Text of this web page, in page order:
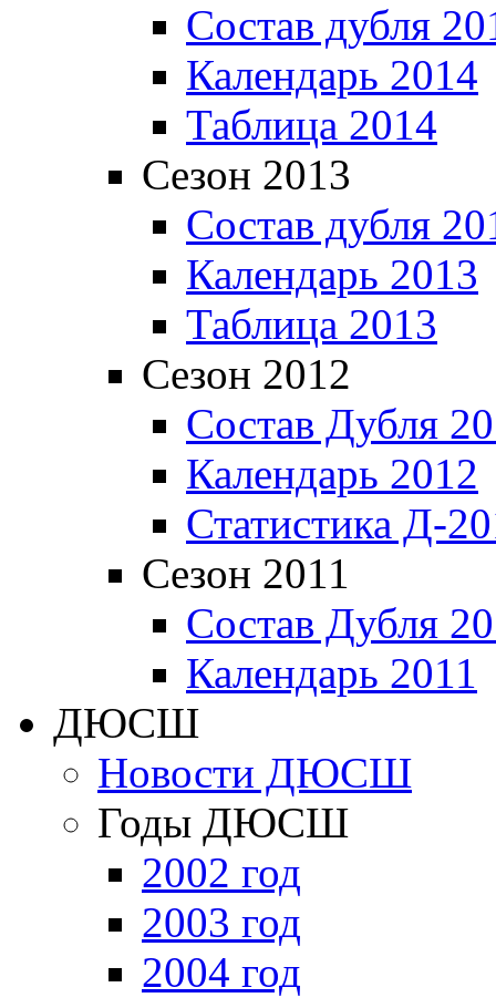
Состав дубля
Календарь 2014
Таблица 2014
Сезон 2013
Состав дубля
Календарь 2013
Таблица 2013
Сезон 2012
Состав Дубля
Календарь 2012
Статистика Д-
Сезон 2011
Состав Дубля
Календарь 2011
ДЮСШ
Новости ДЮСШ
Годы ДЮСШ
2002 год
2003 год
2004 год